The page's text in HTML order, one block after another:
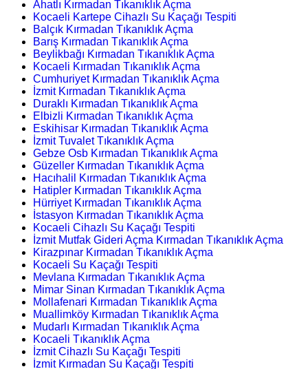
Ahatlı Kırmadan Tıkanıklık Açma
Kocaeli Kartepe Cihazlı Su Kaçağı Tespiti
Balçık Kırmadan Tıkanıklık Açma
Barış Kırmadan Tıkanıklık Açma
Beylikbağı Kırmadan Tıkanıklık Açma
Kocaeli Kırmadan Tıkanıklık Açma
Cumhuriyet Kırmadan Tıkanıklık Açma
İzmit Kırmadan Tıkanıklık Açma
Duraklı Kırmadan Tıkanıklık Açma
Elbizli Kırmadan Tıkanıklık Açma
Eskihisar Kırmadan Tıkanıklık Açma
İzmit Tuvalet Tıkanıklık Açma
Gebze Osb Kırmadan Tıkanıklık Açma
Güzeller Kırmadan Tıkanıklık Açma
Hacıhalil Kırmadan Tıkanıklık Açma
Hatipler Kırmadan Tıkanıklık Açma
Hürriyet Kırmadan Tıkanıklık Açma
İstasyon Kırmadan Tıkanıklık Açma
Kocaeli Cihazlı Su Kaçağı Tespiti
İzmit Mutfak Gideri Açma Kırmadan Tıkanıklık Açma
Kirazpınar Kırmadan Tıkanıklık Açma
Kocaeli Su Kaçağı Tespiti
Mevlana Kırmadan Tıkanıklık Açma
Mimar Sinan Kırmadan Tıkanıklık Açma
Mollafenari Kırmadan Tıkanıklık Açma
Muallimköy Kırmadan Tıkanıklık Açma
Mudarlı Kırmadan Tıkanıklık Açma
Kocaeli Tıkanıklık Açma
İzmit Cihazlı Su Kaçağı Tespiti
İzmit Kırmadan Su Kaçağı Tespiti